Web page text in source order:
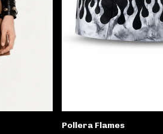
Pollera Flames